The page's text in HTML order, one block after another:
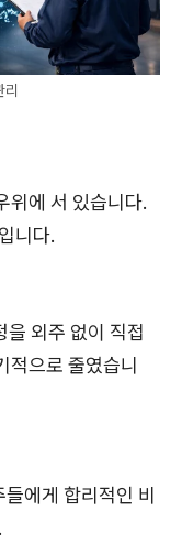
리
위에 서 있습니다.
니다.
외주 없이 직접
적으로 줄였습니
에게 합리적인 비